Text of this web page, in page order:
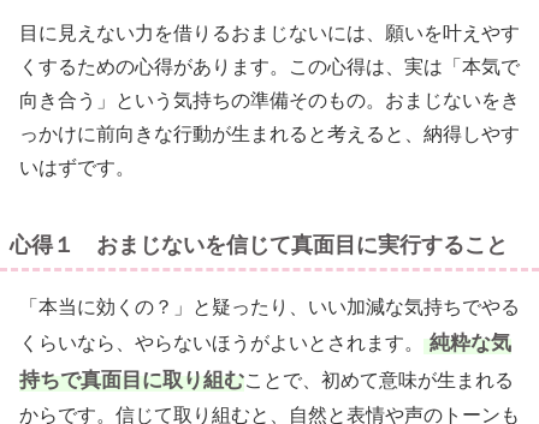
目に見えない力を借りるおまじないには、願いを叶えやす
くするための心得があります。この心得は、実は「本気で
向き合う」という気持ちの準備そのもの。おまじないをき
っかけに前向きな行動が生まれると考えると、納得しやす
いはずです。
心得１ おまじないを信じて真面目に実行すること
「本当に効くの？」と疑ったり、いい加減な気持ちでやる
くらいなら、やらないほうがよいとされます。
純粋な気
持ちで真面目に取り組むことで、初めて意味が生まれる
からです。信じて取り組むと、自然と表情や声のトーンも